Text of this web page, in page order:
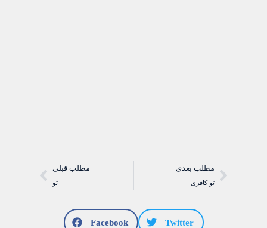
مطلب قبلی
تو
مطلب بعدی
تو کافری
Facebook Twitter